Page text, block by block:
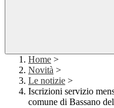
Home >
Novità >
Le notizie >
Iscrizioni servizio
comune di Bassano